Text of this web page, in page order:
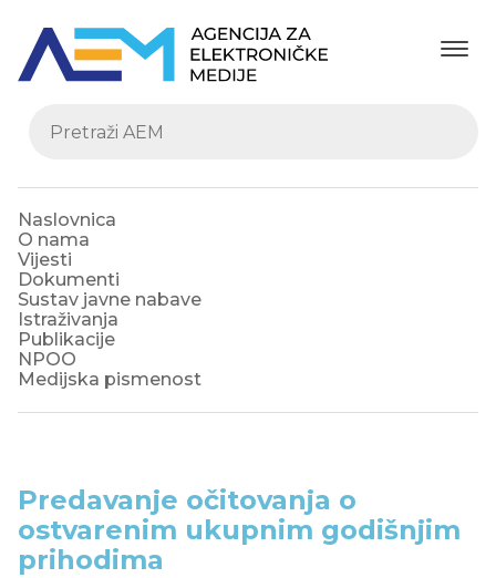
Naslovnica
O nama
Vijesti
Dokumenti
Sustav javne nabave
Istraživanja
Publikacije
NPOO
Medijska pismenost
Predavanje očitovanja o
ostvarenim ukupnim godišnjim
prihodima